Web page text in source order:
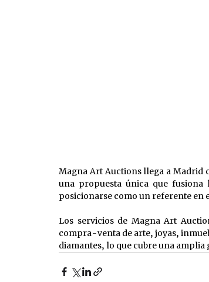
Magna Art Auctions llega a Madrid
una propuesta única que
posicionarse como un referente en
Los servicios de Magna Art
compra-venta de arte, joyas,
diamantes, lo que cubre una amplia